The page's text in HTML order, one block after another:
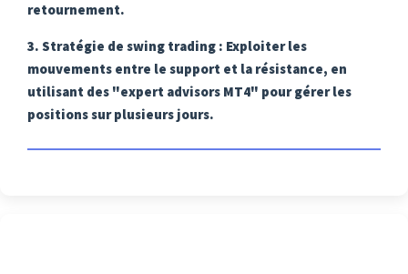
retournement.
3. Stratégie de swing trading : Exploiter les
mouvements entre le support et la résistance, en
utilisant des "expert advisors MT4" pour gérer les
positions sur plusieurs jours.